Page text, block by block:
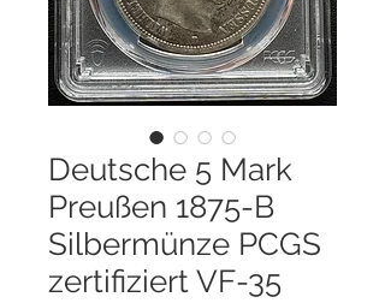
Deutsche 5 Mark
Preußen 1875-B
Silbermünze PCGS
zertifiziert VF-35